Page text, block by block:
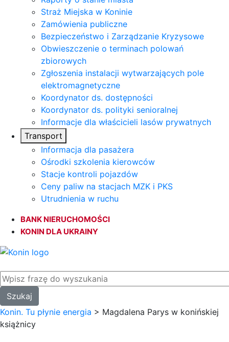
Straż Miejska w Koninie
Zamówienia publiczne
Bezpieczeństwo i Zarządzanie Kryzysowe
Obwieszczenie o terminach polowań
zbiorowych
Zgłoszenia instalacji wytwarzających pole
elektromagnetyczne
Koordynator ds. dostępności
Koordynator ds. polityki senioralnej
Informacje dla właścicieli lasów prywatnych
Transport
Informacja dla pasażera
Ośrodki szkolenia kierowców
Stacje kontroli pojazdów
Ceny paliw na stacjach MZK i PKS
Utrudnienia w ruchu
BANK NIERUCHOMOŚCI
KONIN DLA UKRAINY
Konin. Tu płynie energia > Magdalena Parys w konińskiej
książnicy